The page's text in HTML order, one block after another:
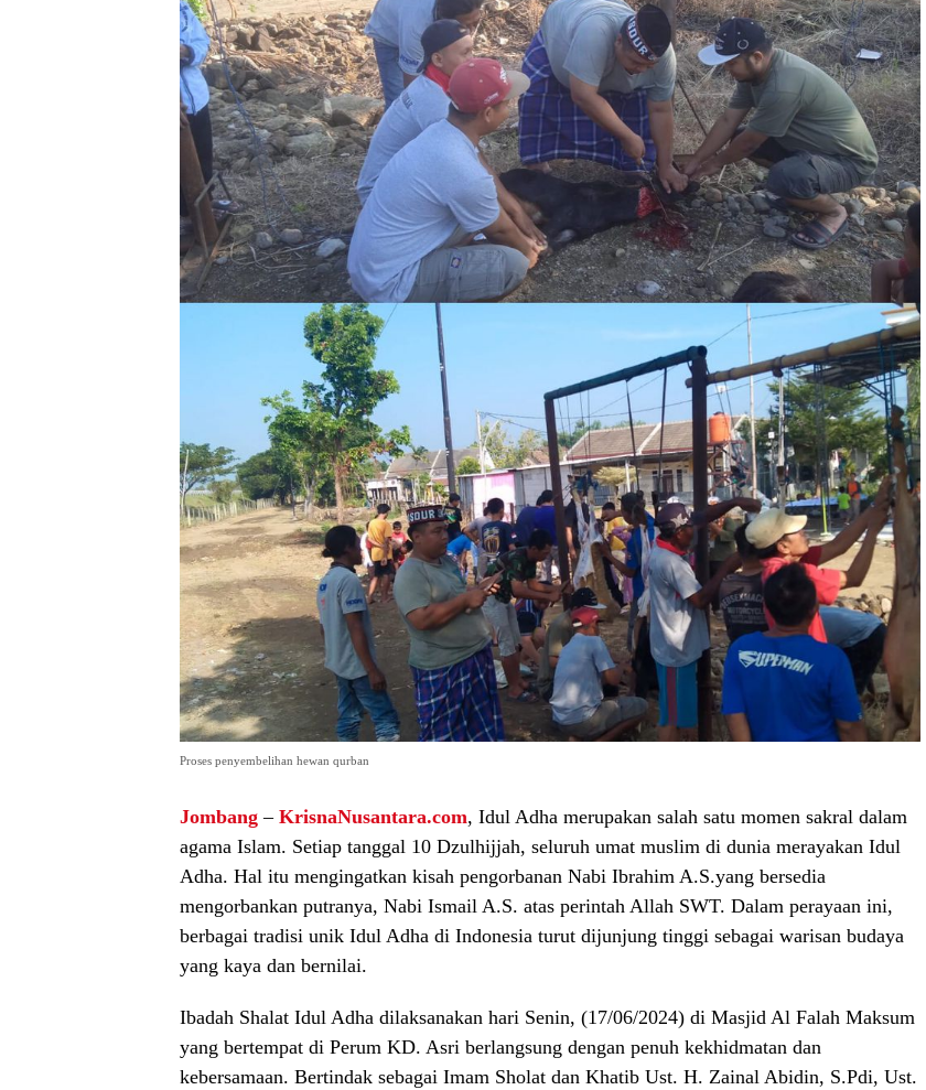
Proses penyembelihan hewan qurban
Jombang – KrisnaNusantara.com, Idul Adha merupakan salah satu momen sakral dalam
agama Islam. Setiap tanggal 10 Dzulhijjah, seluruh umat muslim di dunia merayakan Idul
Adha. Hal itu mengingatkan kisah pengorbanan Nabi Ibrahim A.S.yang bersedia
mengorbankan putranya, Nabi Ismail A.S. atas perintah Allah SWT. Dalam perayaan ini,
berbagai tradisi unik Idul Adha di Indonesia turut dijunjung tinggi sebagai warisan budaya
yang kaya dan bernilai.
Ibadah Shalat Idul Adha dilaksanakan hari Senin, (17/06/2024) di Masjid Al Falah Maksum
yang bertempat di Perum KD. Asri berlangsung dengan penuh kekhidmatan dan
kebersamaan. Bertindak sebagai Imam Sholat dan Khatib Ust. H. Zainal Abidin, S.Pdi, Ust.